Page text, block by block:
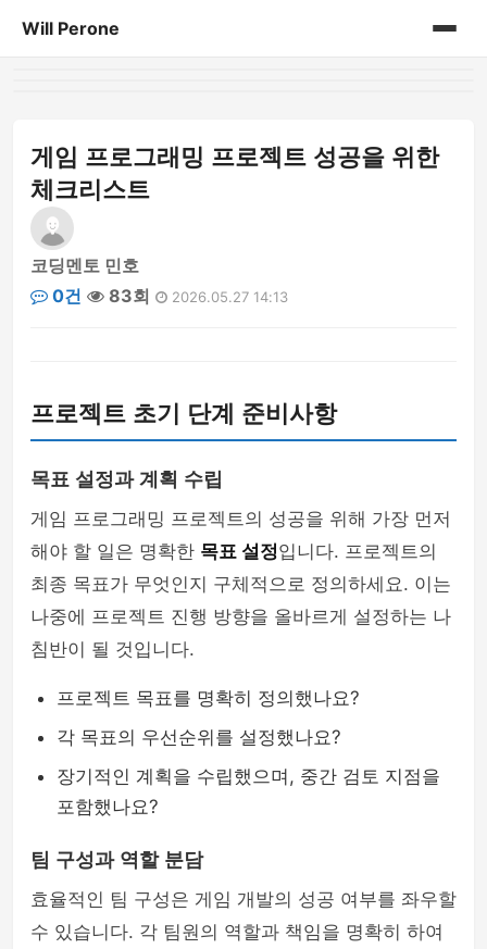
Will Perone
게임 프로그래밍 프로젝트 성공을 위한
체크리스트
코딩멘토 민호
0건
83회 2026.05.27 14:13
프로젝트 초기 단계 준비사항
목표 설정과 계획 수립
게임 프로그래밍 프로젝트의 성공을 위해 가장 먼저
해야 할 일은 명확한 목표 설정입니다. 프로젝트의
최종 목표가 무엇인지 구체적으로 정의하세요. 이는
나중에 프로젝트 진행 방향을 올바르게 설정하는 나
침반이 될 것입니다.
프로젝트 목표를 명확히 정의했나요?
각 목표의 우선순위를 설정했나요?
장기적인 계획을 수립했으며, 중간 검토 지점을
포함했나요?
팀 구성과 역할 분담
효율적인 팀 구성은 게임 개발의 성공 여부를 좌우할
수 있습니다. 각 팀원의 역할과 책임을 명확히 하여